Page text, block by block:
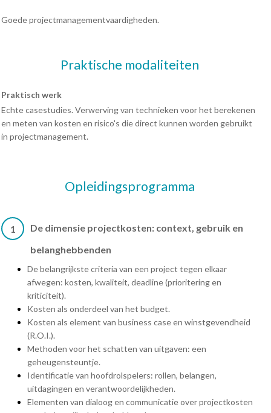
Goede projectmanagementvaardigheden.
Praktische modaliteiten
Praktisch werk
Echte casestudies. Verwerving van technieken voor het berekenen
en meten van kosten en risico's die direct kunnen worden gebruikt
in projectmanagement.
Opleidingsprogramma
1
De dimensie projectkosten: context, gebruik en
belanghebbenden
De belangrijkste criteria van een project tegen elkaar
afwegen: kosten, kwaliteit, deadline (prioritering en
kriticiteit).
Kosten als onderdeel van het budget.
Kosten als element van business case en winstgevendheid
(R.O.I.).
Methoden voor het schatten van uitgaven: een
geheugensteuntje.
Identificatie van hoofdrolspelers: rollen, belangen,
uitdagingen en verantwoordelijkheden.
Elementen van dialoog en communicatie over projectkosten